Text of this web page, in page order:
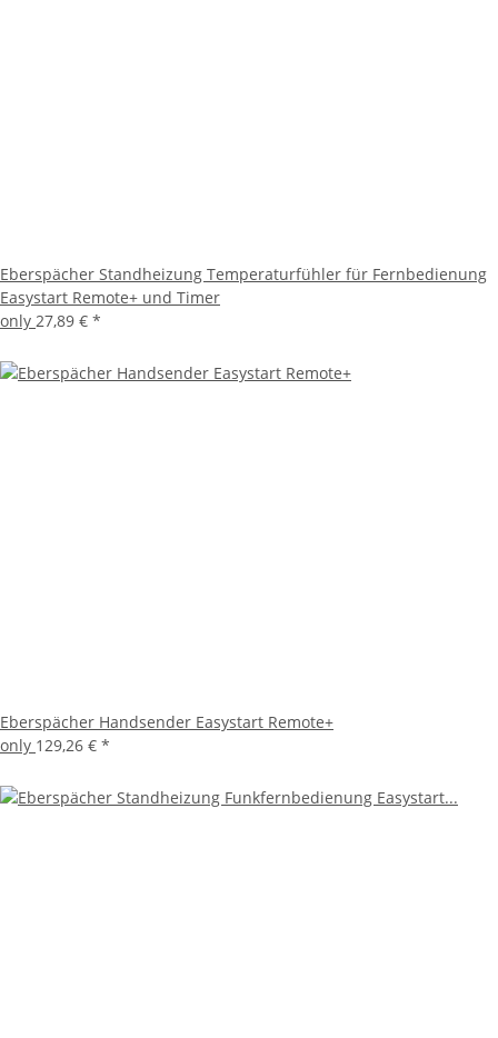
Eberspächer Standheizung Temperaturfühler für Fernbedienung
Easystart Remote+ und Timer
only 27,89 € *
Eberspächer Handsender Easystart Remote+
only 129,26 € *